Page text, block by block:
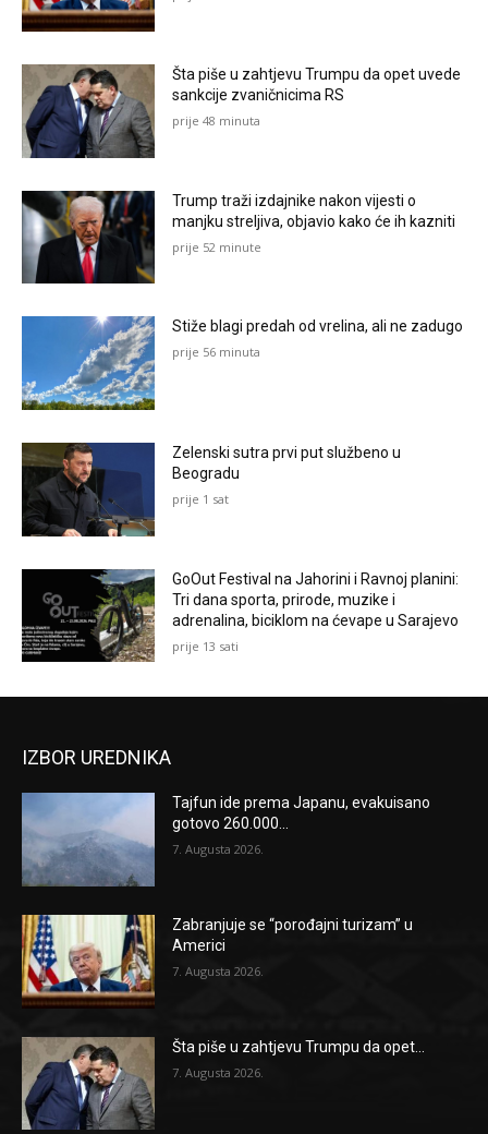
Šta piše u zahtjevu Trumpu da opet uvede
sankcije zvaničnicima RS
prije 48 minuta
Trump traži izdajnike nakon vijesti o
manjku streljiva, objavio kako će ih kazniti
prije 52 minute
Stiže blagi predah od vrelina, ali ne zadugo
prije 56 minuta
Zelenski sutra prvi put službeno u
Beogradu
prije 1 sat
GoOut Festival na Jahorini i Ravnoj planini:
Tri dana sporta, prirode, muzike i
adrenalina, biciklom na ćevape u Sarajevo
prije 13 sati
IZBOR UREDNIKA
Tajfun ide prema Japanu, evakuisano
gotovo 260.000...
7. Augusta 2026.
Zabranjuje se “porođajni turizam” u
Americi
7. Augusta 2026.
Šta piše u zahtjevu Trumpu da opet...
7. Augusta 2026.